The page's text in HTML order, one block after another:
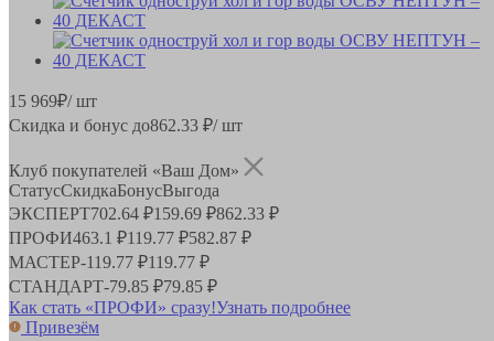
15 969₽/ шт
Скидка и бонус до862.33 ₽/ шт
Клуб покупателей «Ваш Дом»
СтатусСкидкаБонусВыгода
ЭКСПЕРТ702.64 ₽159.69 ₽862.33 ₽
ПРОФИ463.1 ₽119.77 ₽582.87 ₽
МАСТЕР-119.77 ₽119.77 ₽
СТАНДАРТ-79.85 ₽79.85 ₽
Как стать «ПРОФИ» сразу!Узнать подробнее
Привезём